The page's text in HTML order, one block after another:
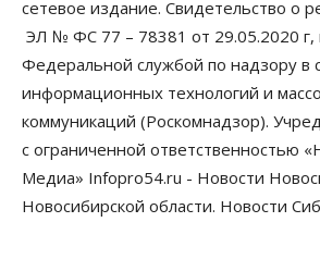
Финансы
Россияне оформили ипотечных
трлн рублей
06 Августа 2026, 15:53
Власть
Думская гонка в Новосибирской
обойдется без самовыдвиженцев
06 Августа 2026, 15:00
сетевое издание. Свидетельство о
ЭЛ № ФС 77 – 78381 от 29.05.2020 г,
Федеральной службой по надзору в
информационных технологий и
коммуникаций (Роскомнадзор).
с ограниченной ответственностью
Медиа» Infopro54.ru - Новости
Новосибирской области. Новости